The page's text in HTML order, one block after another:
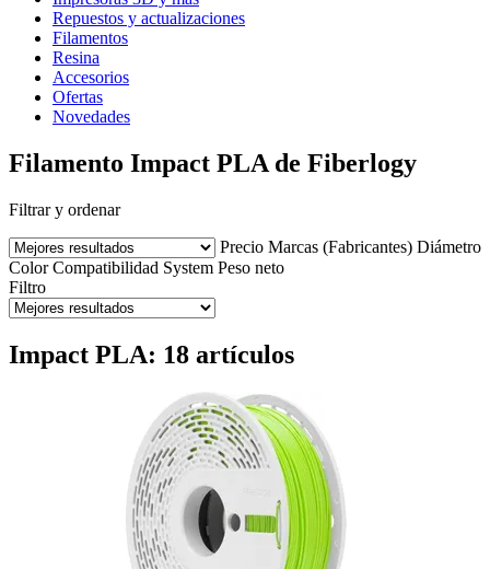
Repuestos y actualizaciones
Filamentos
Resina
Accesorios
Ofertas
Novedades
Filamento Impact PLA de Fiberlogy
Filtrar y ordenar
Precio Marcas (Fabricantes) Diámetro
Color Compatibilidad System Peso neto
Filtro
Impact PLA: 18 artículos